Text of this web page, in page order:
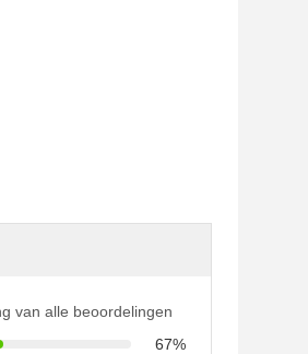
van alle beoordelingen
67%